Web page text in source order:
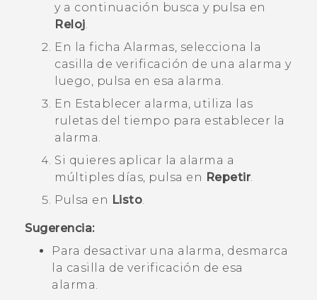
y a continuación busca y pulsa en
Reloj.
En la ficha Alarmas, selecciona la
casilla de verificación de una alarma y
luego, pulsa en esa alarma.
En Establecer alarma, utiliza las
ruletas del tiempo para establecer la
alarma.
Si quieres aplicar la alarma a
múltiples días, pulsa en Repetir.
Pulsa en Listo.
Sugerencia:
Para desactivar una alarma, desmarca
la casilla de verificación de esa
alarma.